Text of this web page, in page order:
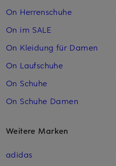
On Herrenschuhe
On im SALE
On Kleidung für Damen
On Laufschuhe
On Schuhe
On Schuhe Damen
Weitere Marken
adidas